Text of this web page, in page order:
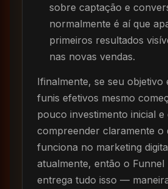
sobre captação e
normalmente é aí que
primeiros resultados
nas novas vendas.
Ifinalmente, se seu objetivo
funis efetivos mesmo
pouco investimento inicial e
compreender claramente o
funciona no marketing
atualmente, então o Funnel
entrega tudo isso —